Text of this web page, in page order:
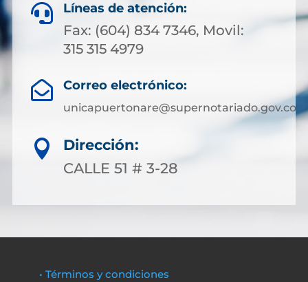
 Líneas de atención:
Fax: (604) 834 7346, Movil:
315 315 4979
 Correo electrónico:
unicapuertonare@supernotariado.gov.co

Dirección:
CALLE 51 # 3-28
• Términos y condiciones